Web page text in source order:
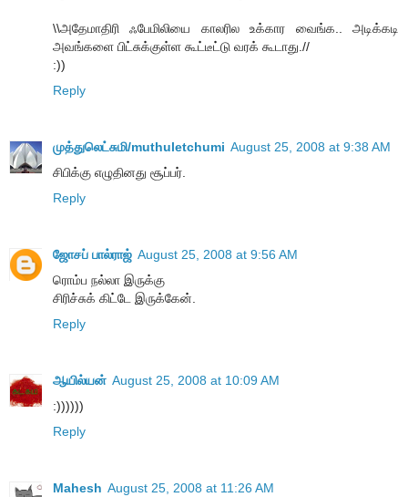
\\அதேமாதிரி ஃபேமிலியை காலரில உக்கார வைங்க.. அடிக்கடி
அவங்களை பிட்சுக்குள்ள கூட்டீட்டு வரக் கூடாது.//
:))
Reply
முத்துலெட்சுமி/muthuletchumi August 25, 2008 at 9:38 AM
சிபிக்கு எழுதினது சூப்பர்.
Reply
ஜோசப் பால்ராஜ் August 25, 2008 at 9:56 AM
ரொம்ப நல்லா இருக்கு
சிரிச்சுக் கிட்டே இருக்கேன்.
Reply
ஆயில்யன் August 25, 2008 at 10:09 AM
:))))))
Reply
Mahesh August 25, 2008 at 11:26 AM